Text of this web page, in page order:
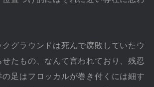
クグラウンドは死んで腐敗していたウ
たもの、なんて言われており、残忍
足はフロッカルが巻き付くには細す